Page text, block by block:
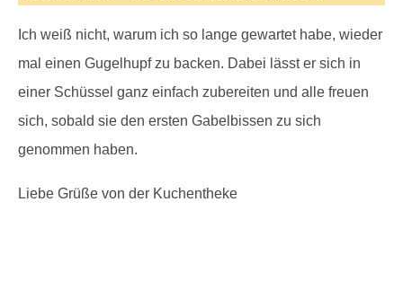
Ich weiß nicht, warum ich so lange gewartet habe, wieder
mal einen Gugelhupf zu backen. Dabei lässt er sich in
einer Schüssel ganz einfach zubereiten und alle freuen
sich, sobald sie den ersten Gabelbissen zu sich
genommen haben.
Liebe Grüße von der Kuchentheke